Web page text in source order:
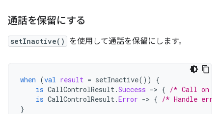
通話を保留にする
setInactive() を使用して通話を保留にします。
when (val result = setInactive())
{
is CallControlResult.Success -> { /* Call on
is CallControlResult.Error -> { /* Handle
}